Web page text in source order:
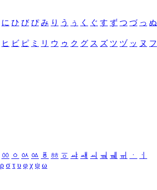
に ひ び ぴ み り う ぅ く ぐ す ず つ づ っ ぬ
ヒ ビ ピ ミ リ ウ ゥ ク グ ス ズ ツ ヅ ッ ヌ フ
ㆀ ㆁ ㆂ ㆃ ㆄ ㆅ ㆆ ㆇ ㆈ ㆉ ㆊ ㆋ ㆌ ㆍ
ㆎ
ρ σ τ υ φ χ ψ ω